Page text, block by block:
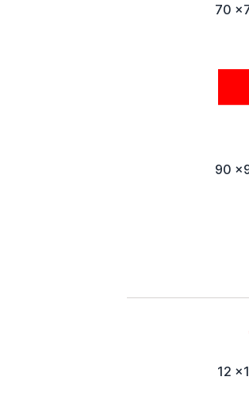
70
90
12